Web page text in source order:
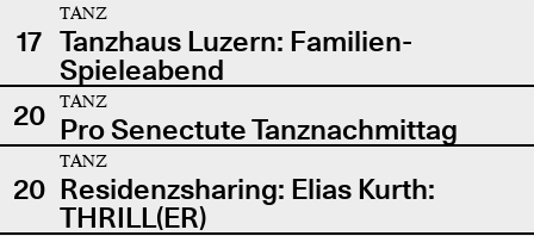
17
TANZ
Tanzhaus Luzern: Familien-
Spieleabend
20
TANZ
Pro Senectute Tanznachmittag
20
TANZ
Residenzsharing: Elias Kurth:
THRILL(ER)